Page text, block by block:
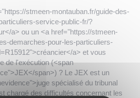
stmeen-montauban.fr/guide-des-
service-public-fr/?
a> ou un <a href="https://stmeen-
demarches-pour-les-particuliers-
a> et vous
de l'exécution (<span
span>) ? Le JEX est un
spécialisé du tribunal
chargé des difficultés concernant les